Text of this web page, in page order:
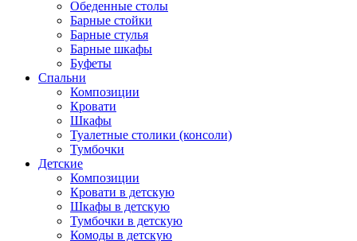
Обеденные столы
Барные стойки
Барные стулья
Барные шкафы
Буфеты
Спальни
Композиции
Кровати
Шкафы
Туалетные столики (консоли)
Тумбочки
Детские
Композиции
Кровати в детскую
Шкафы в детскую
Тумбочки в детскую
Комоды в детскую